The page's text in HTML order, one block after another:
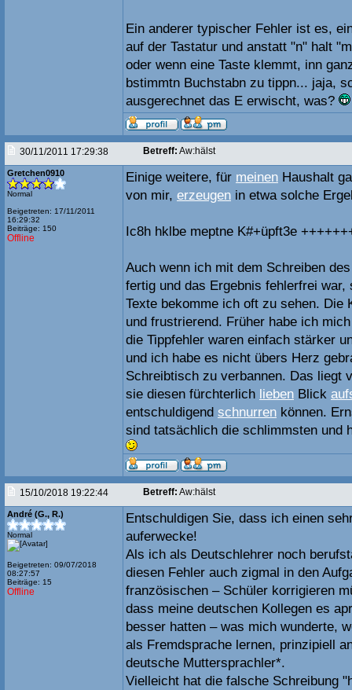
Ein anderer typischer Fehler ist es,
auf der Tastatur und anstatt "n" halt
oder wenn eine Taste klemmt, inn
bstimmtn Buchstabn zu tippn... jaja,
ausgerechnet das E erwischt, was?
30/11/2011 17:29:38 Betreff: Aw:hälst
Gretchen0910
Normal
Beigetreten: 17/11/2011
16:29:32
Beiträge: 150
Offline
Einige weitere, für meinen Haushalt
von mir, erzeugen in etwa solche
Ic8h hklbe meptne K#+üpft3e
Auch wenn ich mit dem Schreiben
fertig und das Ergebnis fehlerfrei war,
Texte bekomme ich oft zu sehen. Die
und frustrierend. Früher habe ich
die Tippfehler waren einfach stärker
und ich habe es nicht übers Herz
Schreibtisch zu verbannen. Das liegt
sie diesen fürchterlich lieben Blick
entschuldigend schnurren können.
sind tatsächlich die schlimmsten und
15/10/2018 19:22:44 Betreff: Aw:hälst
André (G., R.)
Normal
Beigetreten: 09/07/2018
08:27:57
Beiträge: 15
Offline
Entschuldigen Sie, dass ich einen
auferwecke!
Als ich als Deutschlehrer noch
diesen Fehler auch zigmal in den
französischen – Schüler korrigieren
dass meine deutschen Kollegen es
besser hatten – was mich wunderte,
als Fremdsprache lernen, prinzipiell
deutsche Muttersprachler*.
Vielleicht hat die falsche Schreibung